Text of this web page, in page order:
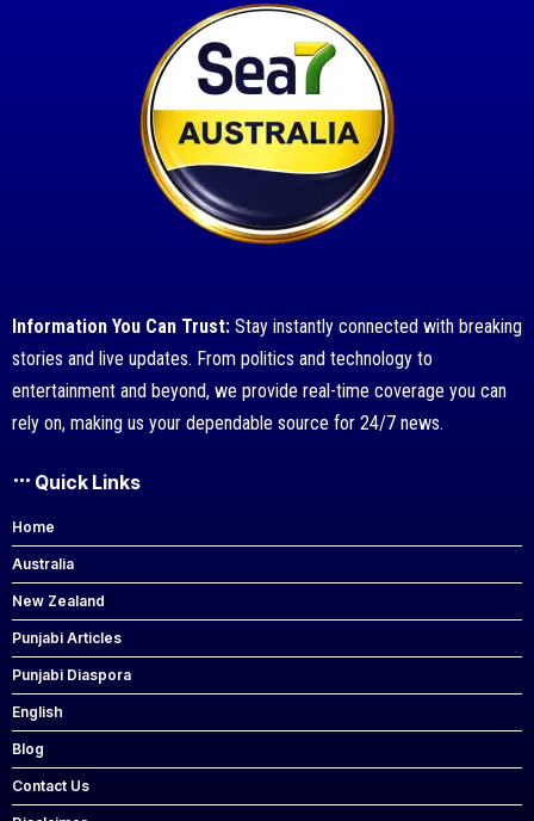
Information You Can Trust: Stay instantly connected with breaking
stories and live updates. From politics and technology to
entertainment and beyond, we provide real-time coverage you can
rely on, making us your dependable source for 24/7 news.
Quick Links
Home
Australia
New Zealand
Punjabi Articles
Punjabi Diaspora
English
Blog
Contact Us